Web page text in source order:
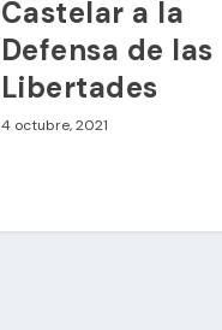
Castelar a la
Defensa de las
Libertades
4 octubre, 2021